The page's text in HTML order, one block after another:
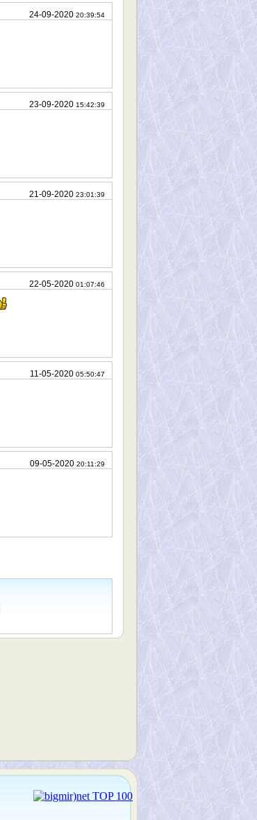
24-09-2020 20:39:54
23-09-2020 15:42:39
21-09-2020 23:01:39
22-05-2020 01:07:46
11-05-2020 05:50:47
09-05-2020 20:11:29